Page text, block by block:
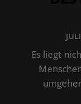
Es liegt